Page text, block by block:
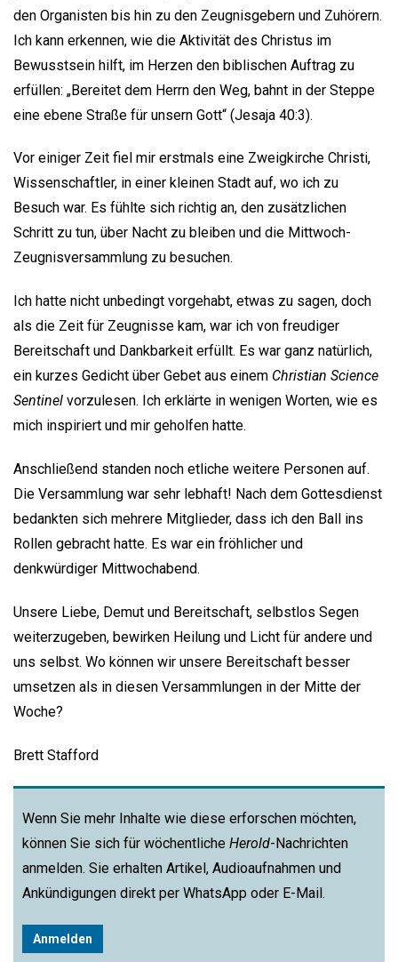
den Organisten bis hin zu den Zeugnisgebern und Zuhörern.
Ich kann erkennen, wie die Aktivität des Christus im
Bewusstsein hilft, im Herzen den biblischen Auftrag zu
erfüllen: „Bereitet dem Herrn den Weg, bahnt in der Steppe
eine ebene Straße für unsern Gott“ (Jesaja 40:3).
Vor einiger Zeit fiel mir erstmals eine Zweigkirche Christi,
Wissenschaftler, in einer kleinen Stadt auf, wo ich zu
Besuch war. Es fühlte sich richtig an, den zusätzlichen
Schritt zu tun, über Nacht zu bleiben und die Mittwoch-
Zeugnisversammlung zu besuchen.
Ich hatte nicht unbedingt vorgehabt, etwas zu sagen, doch
als die Zeit für Zeugnisse kam, war ich von freudiger
Bereitschaft und Dankbarkeit erfüllt. Es war ganz natürlich,
ein kurzes Gedicht über Gebet aus einem Christian Science
Sentinel vorzulesen. Ich erklärte in wenigen Worten, wie es
mich inspiriert und mir geholfen hatte.
Anschließend standen noch etliche weitere Personen auf.
Die Versammlung war sehr lebhaft! Nach dem Gottesdienst
bedankten sich mehrere Mitglieder, dass ich den Ball ins
Rollen gebracht hatte. Es war ein fröhlicher und
denkwürdiger Mittwochabend.
Unsere Liebe, Demut und Bereitschaft, selbstlos Segen
weiterzugeben, bewirken Heilung und Licht für andere und
uns selbst. Wo können wir unsere Bereitschaft besser
umsetzen als in diesen Versammlungen in der Mitte der
Woche?
Brett Stafford
Wenn Sie mehr Inhalte wie diese erforschen möchten,
können Sie sich für wöchentliche Herold-Nachrichten
anmelden. Sie erhalten Artikel, Audioaufnahmen und
Ankündigungen direkt per WhatsApp oder E-Mail.
Anmelden